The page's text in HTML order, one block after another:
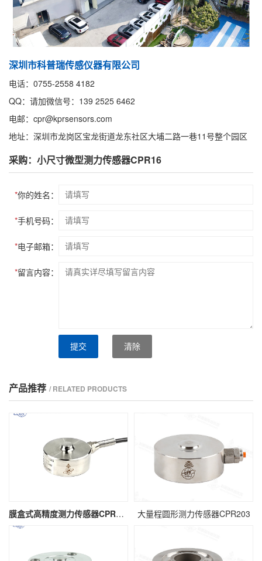
深圳市科普瑞传感仪器有限公司
电话：0755-2558 4182
QQ：请加微信号：139 2525 6462
电邮：cpr@kprsensors.com
地址：深圳市龙岗区宝龙街道龙东社区大埔二路一巷11号整个园区
采购：小尺寸微型测力传感器CPR16
*你的姓名：
*手机号码：
*电子邮箱：
*留言内容：
提交 清除
产品推荐 / RELATED PRODUCTS
膜盒式高精度测力传感器CPR161 大量程圆形测力传感器CPR203